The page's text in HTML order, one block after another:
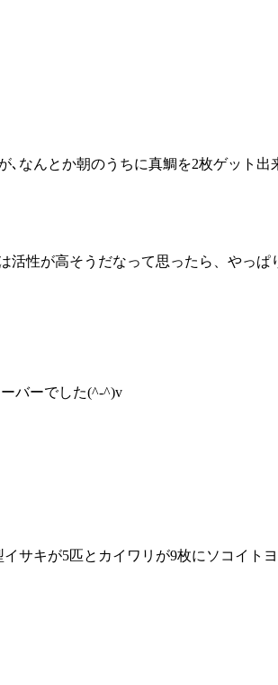
なんとか朝のうちに真鯛を2枚ゲット出
性が高そうだなって思ったら、やっ
バーでした(^-^)v
サキが5匹とカイワリが9枚にソコイト